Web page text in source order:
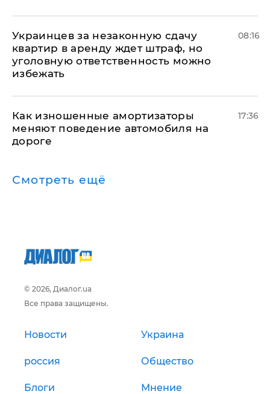
Украинцев за незаконную сдачу
квартир в аренду ждет штраф, но
уголовную ответственность можно
избежать
08:16
Как изношенные амортизаторы
меняют поведение автомобиля на
дороге
17:36
Смотреть ещё
© 2026, Диалог.ua
Все права защищены.
Новости Украина
россия Общество
Блоги Мнение